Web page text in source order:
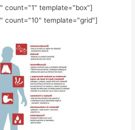
" count="1" template="box"]
" count="10" template="grid"]